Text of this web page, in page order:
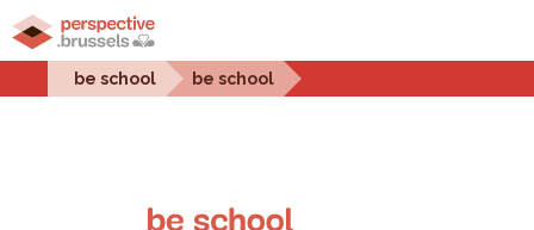
Home Stadsprojecten
be school be school